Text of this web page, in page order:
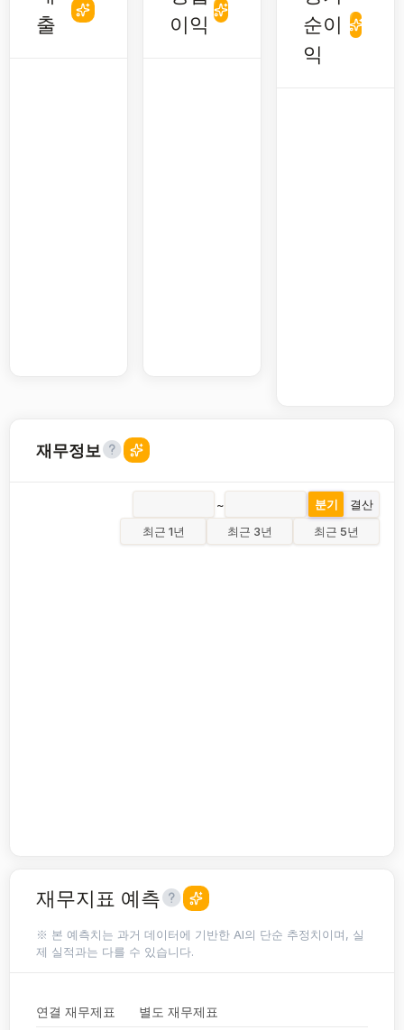
출
이익
순이
익
재무정보
~ 분기
결산
최근 1년
최근 3년 최근 5년
재무지표 예측
※ 본 예측치는 과거 데이터에 기반한 AI의 단순 추정치이며, 실
제 실적과는 다를 수 있습니다.
연결 재무제표 별도 재무제표